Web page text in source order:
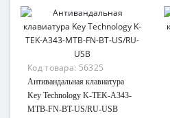
Код товара: 56325
Антивандальная клавиатура
Key Technology K-TEK-A343-
MTB-FN-BT-US/RU-USB